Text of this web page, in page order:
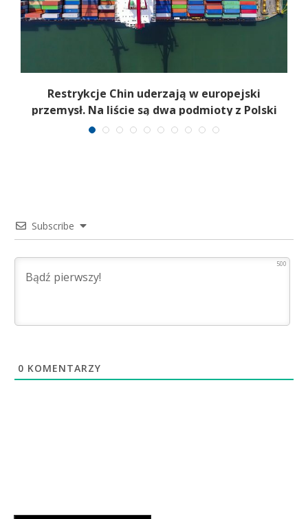
Restrykcje Chin uderzają w europejski
przemysł. Na liście są dwa podmioty z Polski
Subscribe
500
0 KOMENTARZY